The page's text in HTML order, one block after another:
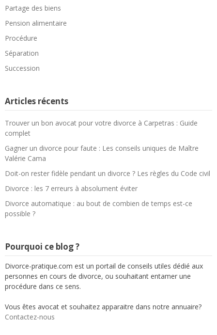
Partage des biens
Pension alimentaire
Procédure
Séparation
Succession
Articles récents
Trouver un bon avocat pour votre divorce à Carpetras : Guide
complet
Gagner un divorce pour faute : Les conseils uniques de Maître
Valérie Cama
Doit-on rester fidèle pendant un divorce ? Les règles du Code civil
Divorce : les 7 erreurs à absolument éviter
Divorce automatique : au bout de combien de temps est-ce
possible ?
Pourquoi ce blog ?
Divorce-pratique.com est un portail de conseils utiles dédié aux
personnes en cours de divorce, ou souhaitant entamer une
procédure dans ce sens.
Vous êtes avocat et souhaitez apparaitre dans notre annuaire?
Contactez-nous